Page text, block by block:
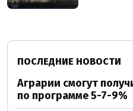
ПОСЛЕДНИЕ НОВОСТИ
Аграрии смогут
по программе 5-7-9%